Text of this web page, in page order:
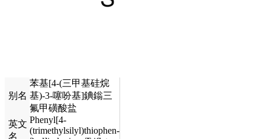
别名
苯基[4-(三甲基硅烷
基)-3-噻吩基]錪鎓三
氟甲磺酸盐
英文
名
Phenyl[4-
(trimethylsilyl)thiophen-